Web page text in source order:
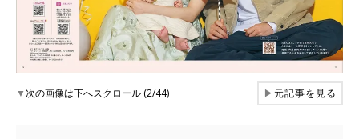
▼次の画像は下へスクロール (2/44) ▶元記事を見る